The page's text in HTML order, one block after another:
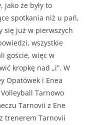
jako że były to
spotkania niż u pań,
się już w pierwszych
wszystkie
goście, więc w
kropkę nad „i”. W
Opatówek i Enea
Tarnowo
Tarnovii z Ene
trenerem Tarnovii